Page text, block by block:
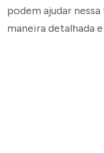
podem ajudar
maneira detalhada